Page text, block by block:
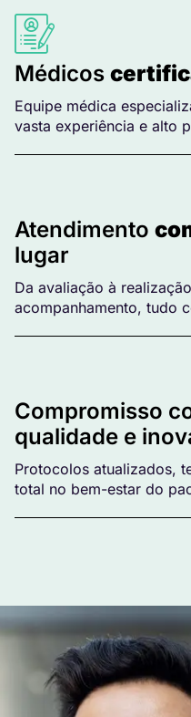
Médicos
Equipe médica
vasta experiência e alto
Atendimento
lugar
Da avaliação à
acompanhamento, tudo
Compromisso
qualidade e
Protocolos atualizados,
total no bem-estar do